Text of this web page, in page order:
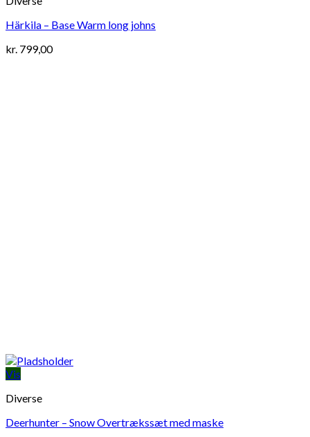
Härkila – Base Warm long johns
kr. 799,00
Vis
Diverse
Deerhunter – Snow Overtrækssæt med maske